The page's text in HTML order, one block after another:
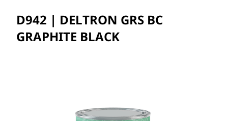
D942 | DELTRON GRS BC
GRAPHITE BLACK